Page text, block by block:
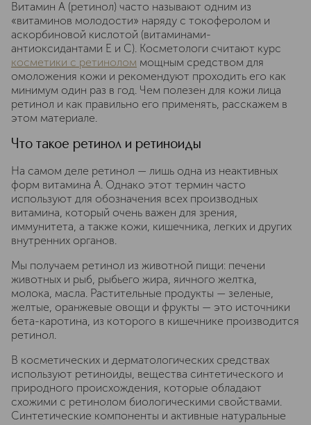
Витамин A (ретинол) часто называют одним из
«витаминов молодости» наряду с токоферолом и
аскорбиновой кислотой (витаминами-
антиоксидантами Е и C). Косметологи считают курс
косметики с ретинолом мощным средством для
омоложения кожи и рекомендуют проходить его как
минимум один раз в год. Чем полезен для кожи лица
ретинол и как правильно его применять, расскажем в
этом материале.
Что такое ретинол и ретиноиды
На самом деле ретинол — лишь одна из неактивных
форм витамина A. Однако этот термин часто
используют для обозначения всех производных
витамина, который очень важен для зрения,
иммунитета, а также кожи, кишечника, легких и других
внутренних органов.
Мы получаем ретинол из животной пищи: печени
животных и рыб, рыбьего жира, яичного желтка,
молока, масла. Растительные продукты — зеленые,
желтые, оранжевые овощи и фрукты — это источники
бета-каротина, из которого в кишечнике производится
ретинол.
В косметических и дерматологических средствах
используют ретиноиды, вещества синтетического и
природного происхождения, которые обладают
схожими с ретинолом биологическими свойствами.
Синтетические компоненты и активные натуральные